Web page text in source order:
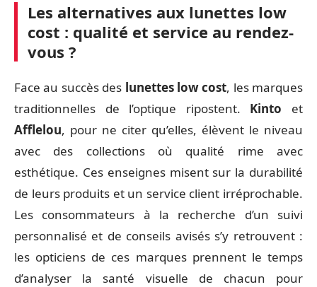
Les alternatives aux lunettes low
cost : qualité et service au rendez-
vous ?
Face au succès des lunettes low cost, les marques
traditionnelles de l’optique ripostent. Kinto et
Afflelou, pour ne citer qu’elles, élèvent le niveau
avec des collections où qualité rime avec
esthétique. Ces enseignes misent sur la durabilité
de leurs produits et un service client irréprochable.
Les consommateurs à la recherche d’un suivi
personnalisé et de conseils avisés s’y retrouvent :
les opticiens de ces marques prennent le temps
d’analyser la santé visuelle de chacun pour